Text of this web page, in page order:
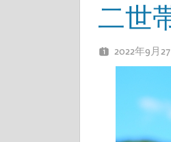
二世
2022年9月